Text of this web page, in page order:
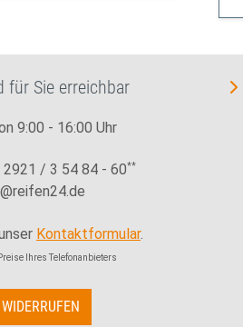
für Sie erreichbar
9:00 - 16:00 Uhr
2921 / 3 54 84 - 60**
Kontaktformular.
Ihres Telefonanbieters